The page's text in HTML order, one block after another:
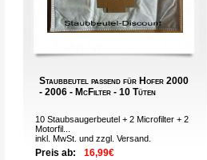
Staubbeutel passend für Hofer 2000
- 2006 - McFilter - 10 Tüten
10 Staubsaugerbeutel + 2 Microfilter + 2
Motorfil...
inkl. MwSt. und zzgl.Versand
Preis ab: 16,99€